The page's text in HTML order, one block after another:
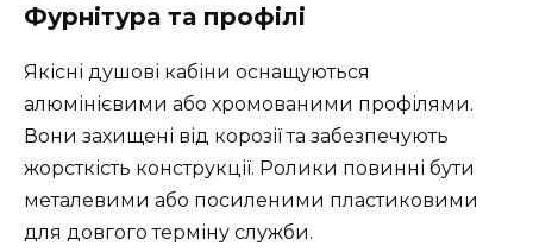
Фурнітура та профілі
Якісні душові кабіни оснащуються
алюмінієвими або хромованими профілями.
Вони захищені від корозії та забезпечують
жорсткість конструкції. Ролики повинні бути
металевими або посиленими пластиковими
для довгого терміну служби.